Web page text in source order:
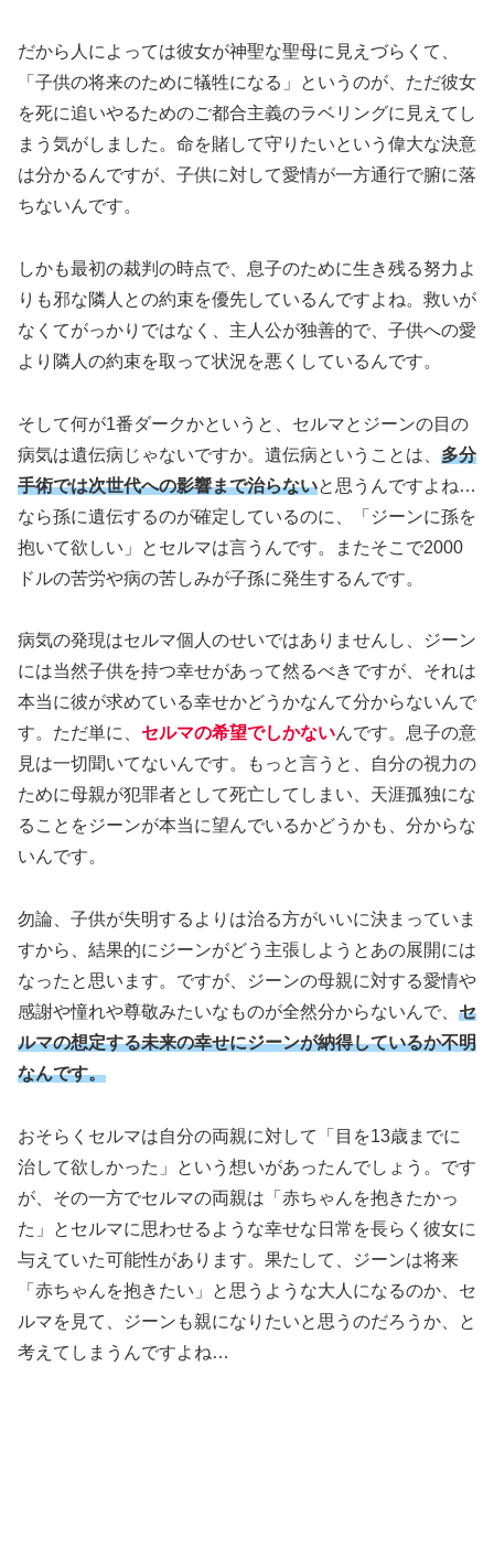
だから人によっては彼女が神聖な聖母に見えづらくて、
「子供の将来のために犠牲になる」というのが、ただ彼女
を死に追いやるためのご都合主義のラベリングに見えてし
まう気がしました。命を賭して守りたいという偉大な決意
は分かるんですが、子供に対して愛情が一方通行で腑に落
ちないんです。
しかも最初の裁判の時点で、息子のために生き残る努力よ
りも邪な隣人との約束を優先しているんですよね。救いが
なくてがっかりではなく、主人公が独善的で、子供への愛
より隣人の約束を取って状況を悪くしているんです。
そして何が1番ダークかというと、セルマとジーンの目の
病気は遺伝病じゃないですか。遺伝病ということは、 多分
手術では次世代への影響まで治らないと思うんですよね…
なら孫に遺伝するのが確定しているのに、「ジーンに孫を
抱いて欲しい」とセルマは言うんです。またそこで2000
ドルの苦労や病の苦しみが子孫に発生するんです。
病気の発現はセルマ個人のせいではありませんし、ジーン
には当然子供を持つ幸せがあって然るべきですが、それは
本当に彼が求めている幸せかどうかなんて分からないんで
す。ただ単に、 セルマの希望でしかないんです。息子の意
見は一切聞いてないんです。もっと言うと、自分の視力の
ために母親が犯罪者として死亡してしまい、天涯孤独にな
ることをジーンが本当に望んでいるかどうかも、分からな
いんです。
勿論、子供が失明するよりは治る方がいいに決まっていま
すから、結果的にジーンがどう主張しようとあの展開には
なったと思います。ですが、ジーンの母親に対する愛情や
感謝や憧れや尊敬みたいなものが全然分からないんで、 セ
ルマの想定する未来の幸せにジーンが納得しているか不明
なんです。
おそらくセルマは自分の両親に対して「目を13歳までに
治して欲しかった」という想いがあったんでしょう。です
が、その一方でセルマの両親は「赤ちゃんを抱きたかっ
た」とセルマに思わせるような幸せな日常を長らく彼女に
与えていた可能性があります。果たして、ジーンは将来
「赤ちゃんを抱きたい」と思うような大人になるのか、セ
ルマを見て、ジーンも親になりたいと思うのだろうか、と
考えてしまうんですよね…